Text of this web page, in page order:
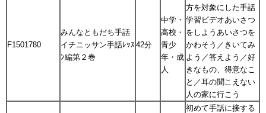
F1501780
みんなともだち手話
イチニッサン手話ﾚｯｽ
ﾝ編第２巻
42分
中学・
高校・
青少
年・成
人
方を対象にした手話
学習ビデオあいさつ
をしようあいさつを
かわそう／きいてみ
よう／答えよう／好
きなもの、得意なこ
と／耳の聞こえない
人の家に行こう
初めて手話に接する